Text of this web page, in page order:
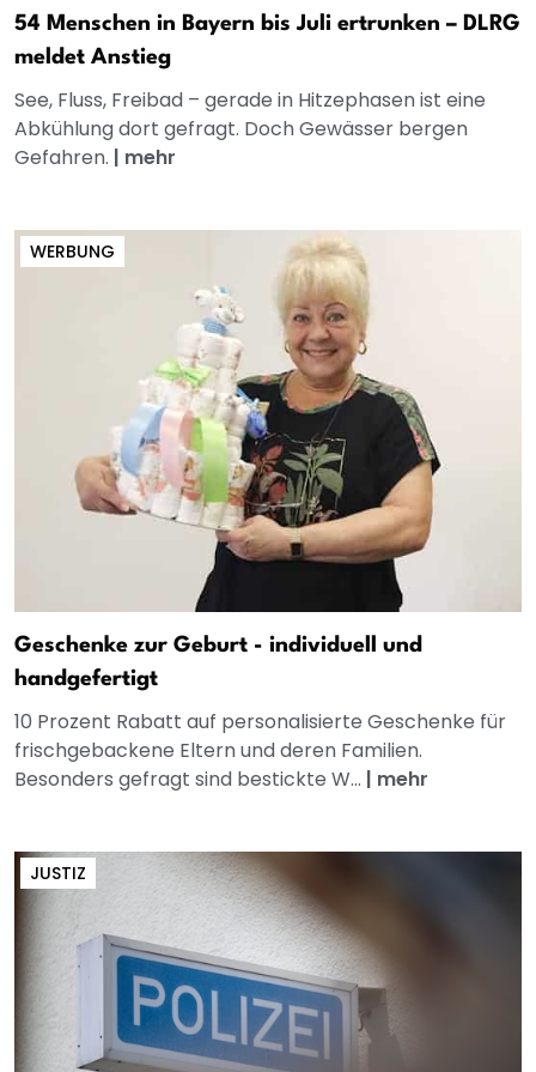
54 Menschen in Bayern bis Juli ertrunken – DLRG
meldet Anstieg
See, Fluss, Freibad – gerade in Hitzephasen ist eine
Abkühlung dort gefragt. Doch Gewässer bergen
Gefahren. | mehr
WERBUNG
Geschenke zur Geburt - individuell und
handgefertigt
10 Prozent Rabatt auf personalisierte Geschenke für
frischgebackene Eltern und deren Familien.
Besonders gefragt sind bestickte W... | mehr
JUSTIZ